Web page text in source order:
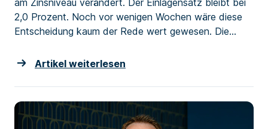
2,0 Prozent. Noch vor wenigen Wochen wäre diese
Entscheidung kaum der Rede wert gewesen. Die...
Artikel weiterlesen